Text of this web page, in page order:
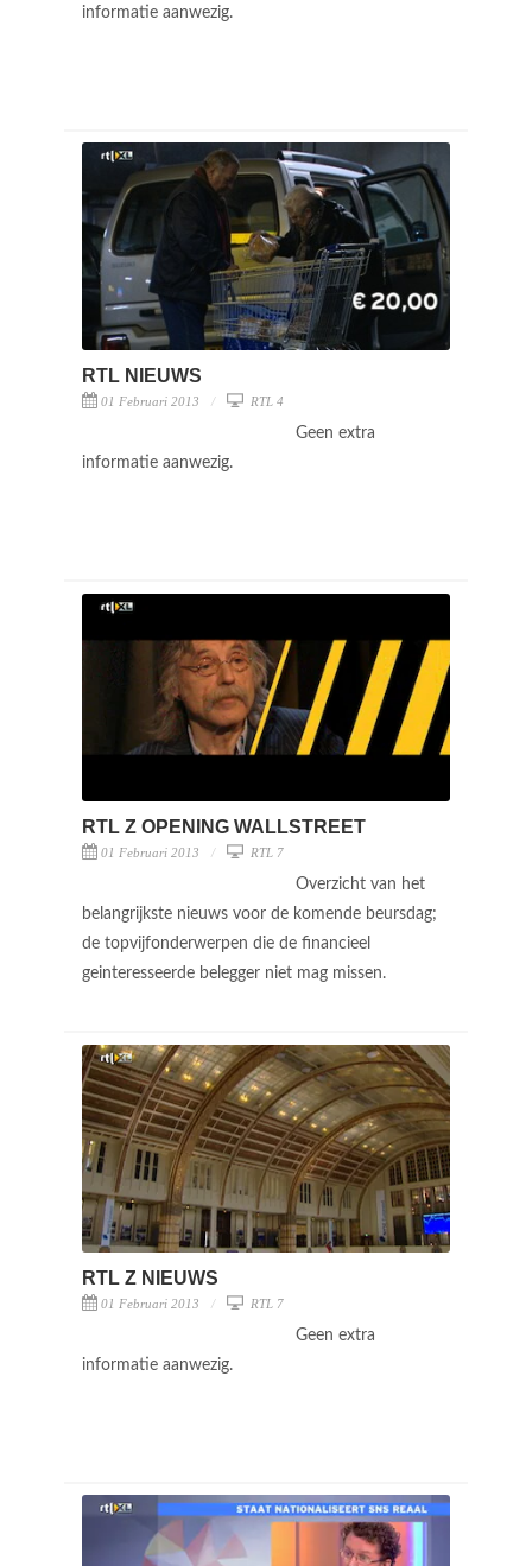
informatie aanwezig.
RTL NIEUWS
01 Februari 2013 RTL 4
Geen extra
informatie aanwezig.
RTL Z OPENING WALLSTREET
01 Februari 2013 RTL 7
Overzicht van het
belangrijkste nieuws voor de komende beursdag;
de topvijfonderwerpen die de financieel
geinteresseerde belegger niet mag missen.
RTL Z NIEUWS
01 Februari 2013 RTL 7
Geen extra
informatie aanwezig.